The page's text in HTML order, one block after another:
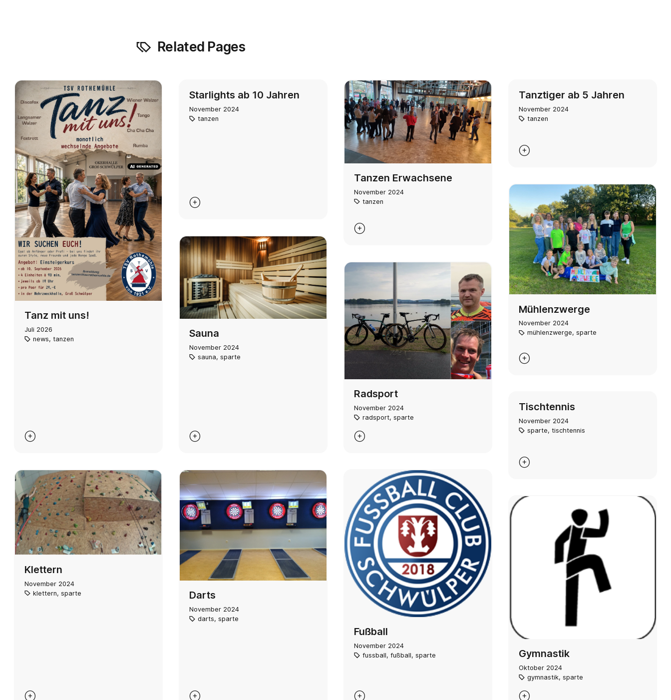
Related Pages
Tanz mit uns!
Juli 2026
news, tanzen

Starlights ab 10 Jahren
November 2024
tanzen

Tanzen Erwachsene
November 2024
tanzen

Tanztiger ab 5 Jahren
November 2024
tanzen

Sauna
November 2024
sauna, sparte

Mühlenzwerge
November 2024
mühlenzwerge, sparte

Radsport
November 2024
radsport, sparte

Darts
November 2024
darts, sparte

Klettern
November 2024
klettern, sparte

Tischtennis
November 2024
sparte, tischtennis

Fußball
November 2024
fussball, fußball, sparte

Gymnastik
Oktober 2024
gymnastik, sparte
